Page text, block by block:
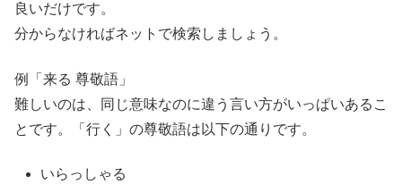
良いだけです。
分からなければネットで検索しましょう。
例「来る 尊敬語」
難しいのは、同じ意味なのに違う言い方がいっぱいあるこ
とです。「行く」の尊敬語は以下の通りです。
いらっしゃる